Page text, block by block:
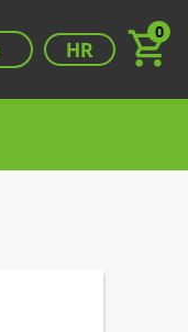
Válassza ki a
HR
0